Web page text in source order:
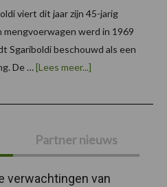
viert dit jaar zijn 45-jarig
werd in 1969
Sgariboldi beschouwd als een
De …[Lees meer...]
Partner nieuws
verwachtingen van